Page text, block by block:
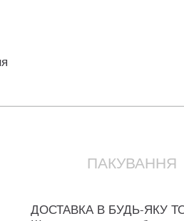
ПАКУВАННЯ
ДОСТАВКА В БУДЬ-ЯКУ